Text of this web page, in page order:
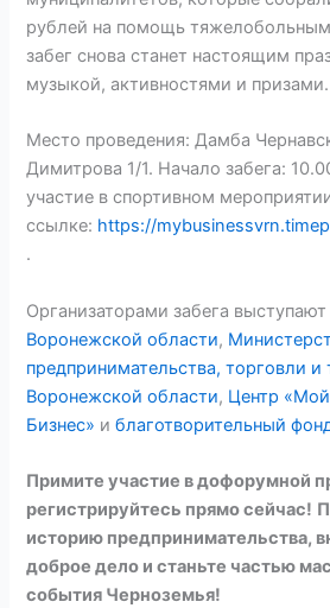
рублей на помощь
забег снова станет настоящим
музыкой, активностями и призами.
Место проведения: Дамба
Димитрова 1/1. Начало забега:
участие в спортивном
ссылке: https://
.
Организаторами забега выступают
Воронежской области,
предпринимательства, торговли и
Воронежской области, Центр «Мой
Бизнес» иблаготворительный
Примите участие в дофорумной
регистрируйтесь прямо сейчас!
историю предпринимательства,
доброе дело и станьте частью
события Черноземья!